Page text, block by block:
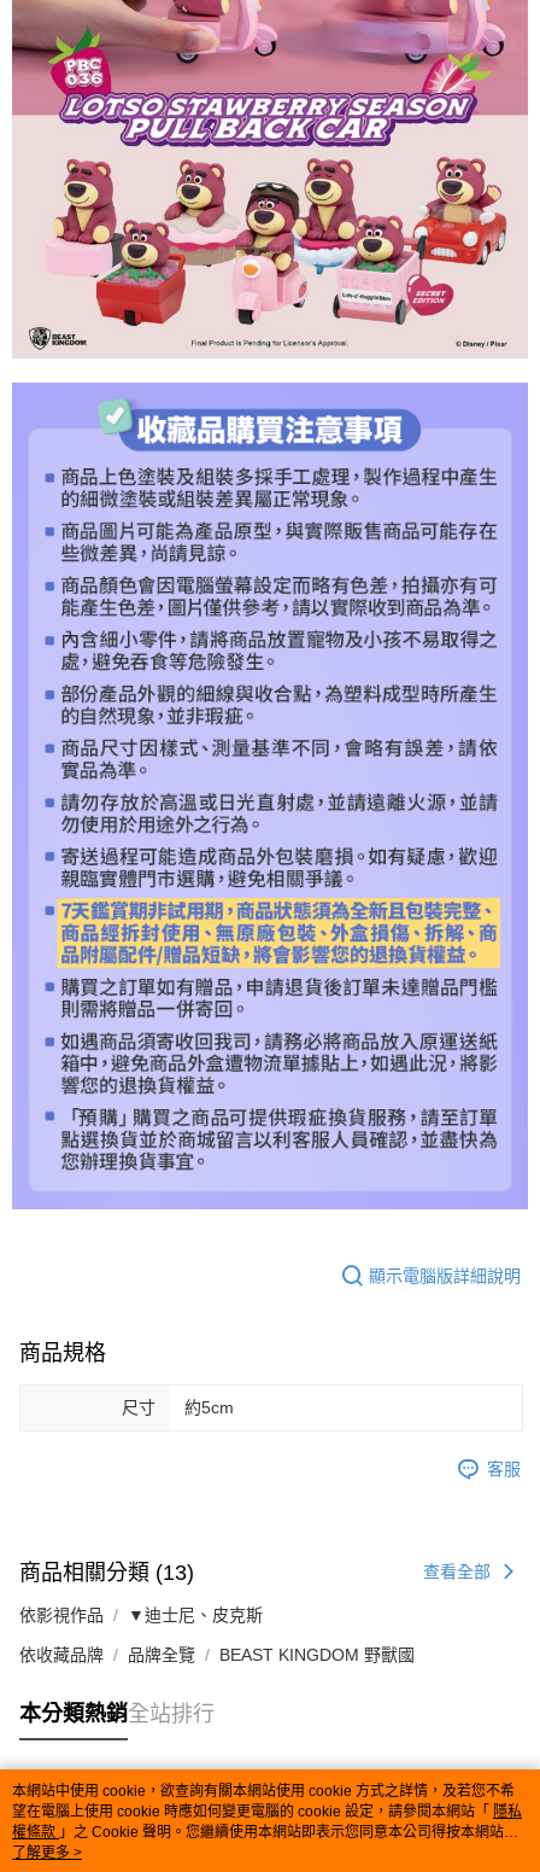
顯示電腦版詳細說明
商品規格
尺寸 約5cm
客服
商品相關分類 (13) 查看全部
依影視作品 ▼迪士尼、皮克斯
依收藏品牌 品牌全覽 BEAST KINGDOM 野獸國
本分類熱銷全站排行
熱門標籤
本網站中使用 cookie，欲查詢有關本網站使用 cookie 方式之詳情，及若您不希
望在電腦上使用 cookie 時應如何變更電腦的 cookie 設定，請參閱本網站「 隱私
權條款 」之 Cookie 聲明。您繼續使用本網站即表示您同意本公司得按本網站使
用條款之 Cookie 聲明使用 cookie。
了解更多 >